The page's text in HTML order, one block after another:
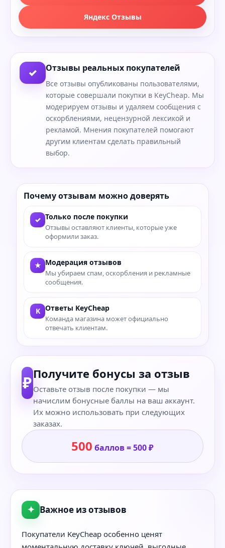
Яндекс Отзывы
✓ Отзывы реальных покупателей
Все отзывы опубликованы пользователями,
которые совершали покупки в KeyCheap. Мы
модерируем отзывы и удаляем сообщения с
оскорблениями, нецензурной лексикой и
рекламой. Мнения покупателей помогают
другим клиентам сделать правильный
выбор.
Почему отзывам можно доверять
✓ Только после покупки
Отзывы оставляют клиенты, которые уже
оформили заказ.
★ Модерация отзывов
Мы убираем спам, оскорбления и рекламные
сообщения.
K Ответы KeyCheap
Команда магазина может официально
отвечать клиентам.
₽Получите бонусы за отзыв
Оставьте отзыв после покупки — мы
начислим бонусные баллы на ваш аккаунт.
Их можно использовать при следующих
заказах.
500 баллов = 500 ₽
✦ Важное из отзывов
Покупатели KeyCheap особенно ценят